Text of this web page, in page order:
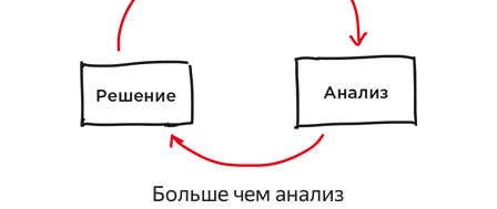
Больше чем анализ